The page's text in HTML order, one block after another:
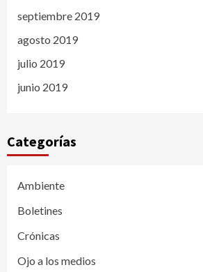
septiembre 2019
agosto 2019
julio 2019
junio 2019
Categorías
Ambiente
Boletines
Crónicas
Ojo a los medios